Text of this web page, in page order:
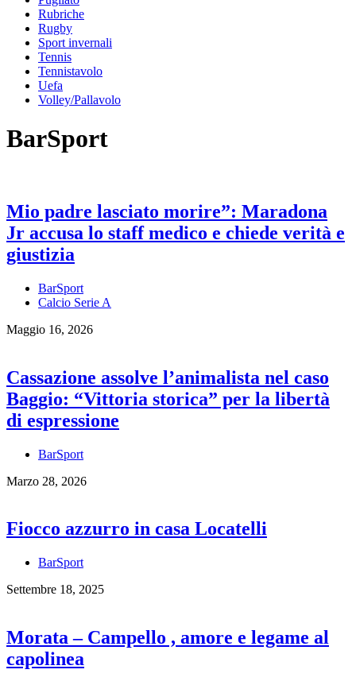
Rubriche
Rugby
Sport invernali
Tennis
Tennistavolo
Uefa
Volley/Pallavolo
BarSport
Mio padre lasciato morire”: Maradona
Jr accusa lo staff medico e chiede verità e
giustizia
BarSport
Calcio Serie A
Maggio 16, 2026
Cassazione assolve l’animalista nel caso
Baggio: “Vittoria storica” per la libertà
di espressione
BarSport
Marzo 28, 2026
Fiocco azzurro in casa Locatelli
BarSport
Settembre 18, 2025
Morata – Campello , amore e legame al
capolinea